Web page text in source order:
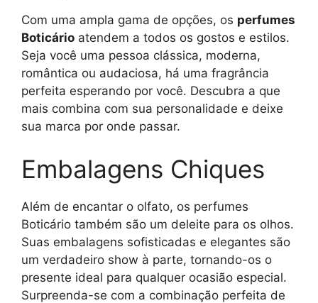
Com uma ampla gama de opções, os perfumes
Boticário atendem a todos os gostos e estilos.
Seja você uma pessoa clássica, moderna,
romântica ou audaciosa, há uma fragrância
perfeita esperando por você. Descubra a que
mais combina com sua personalidade e deixe
sua marca por onde passar.
Embalagens Chiques
Além de encantar o olfato, os perfumes
Boticário também são um deleite para os olhos.
Suas embalagens sofisticadas e elegantes são
um verdadeiro show à parte, tornando-os o
presente ideal para qualquer ocasião especial.
Surpreenda-se com a combinação perfeita de